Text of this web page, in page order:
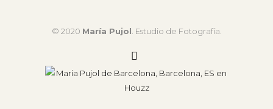
© 2020 María Pujol. Estudio de Fotografía.